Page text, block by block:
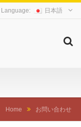
日本語
Home お問い合わせ